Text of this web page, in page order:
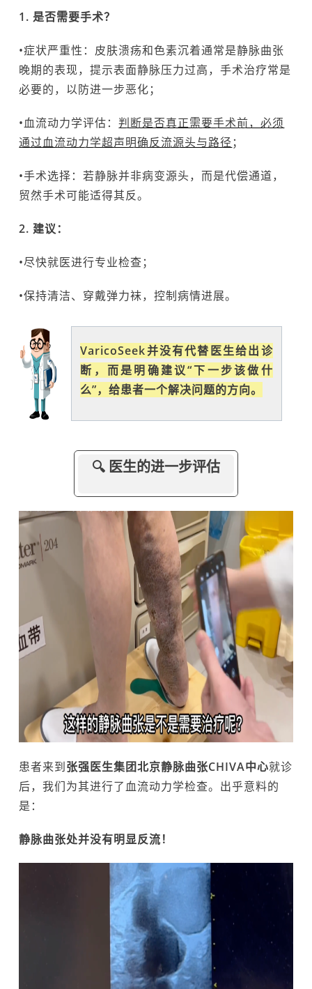
1. 是否需要手术？
•症状严重性：皮肤溃疡和色素沉着通常是静脉曲张
晚期的表现，提示表面静脉压力过高，手术治疗常是
必要的，以防进一步恶化；
•血流动力学评估：判断是否真正需要手术前，必须
通过血流动力学超声明确反流源头与路径 ；
•手术选择：若静脉并非病变源头，而是代偿通道，
贸然手术可能适得其反。
2. 建议：
•尽快就医进行专业检查；
•保持清洁、穿戴弹力袜，控制病情进展。
VaricoSeek并没有代替医生给出诊
断，而是明确建议“下一步该做什
么”，给患者一个解决问题的方向。
🔍 医生的进一步评估
患者来到张强医生集团北京静脉曲张CHIVA中心就诊
后，我们为其进行了血流动力学检查。出乎意料的
是：
静脉曲张处并没有明显反流！